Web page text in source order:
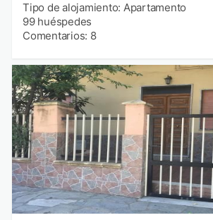
Tipo de alojamiento: Apartamento
99 huéspedes
Comentarios: 8